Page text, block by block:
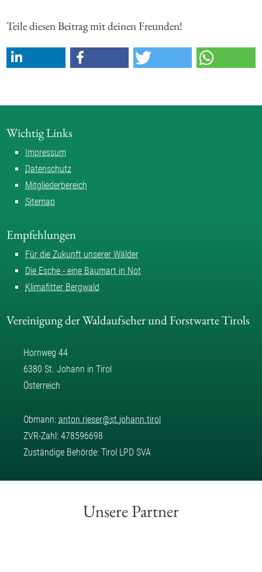
Teile diesen Beitrag mit deinen Freunden!
Wichtig Links
Impressum
Datenschutz
Mitgliederbereich
Sitemap
Empfehlungen
Für die Zukunft unserer Wälder
Die Esche - eine Baumart in Not
Klimafitter Bergwald
Vereinigung der Waldaufseher und Forstwarte Tirols
Hornweg 44
6380 St. Johann in Tirol
Österreich
Obmann: anton.rieser@st.johann.tirol
ZVR-Zahl: 478596698
Zuständige Behörde: Tirol LPD SVA
Unsere Partner